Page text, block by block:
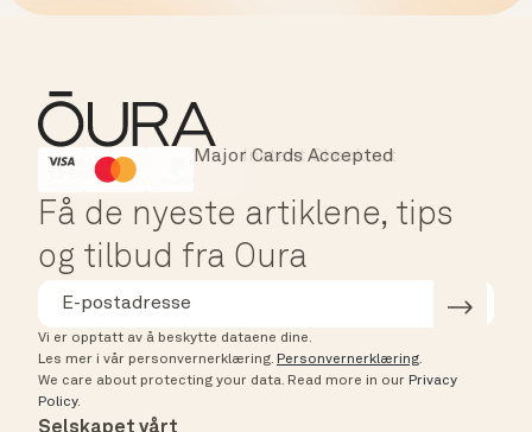
HSA/FSA Eligible
Instant Checkout
Major Cards Accepted
Få de nyeste artiklene, tips
og tilbud fra Oura
Vi er opptatt av å beskytte dataene dine.
Les mer i vår personvernerklæring. Personvernerklæring.
We care about protecting your data. Read more in our Privacy
Policy.